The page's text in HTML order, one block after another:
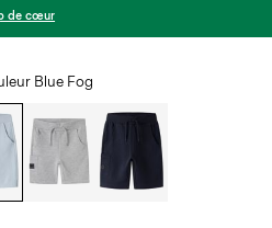
de cœur
Blue Fog